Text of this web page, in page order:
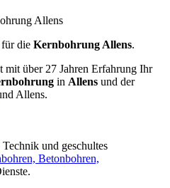
die Kernbohrung Allens.
mit über 27 Jahren Erfahrung Ihr
in Allens und der
Allens.
und geschultes
Betonbohren,